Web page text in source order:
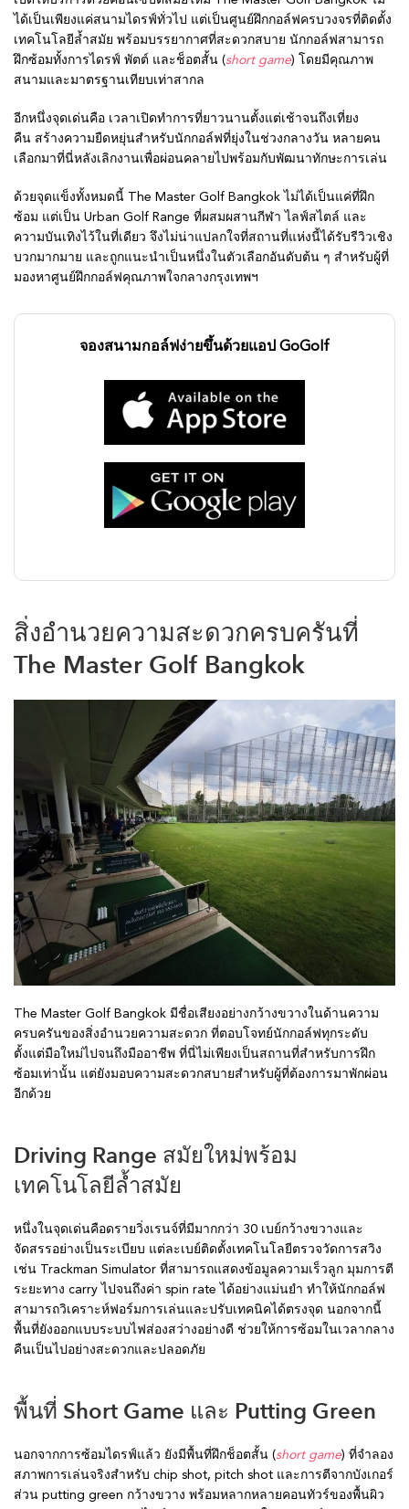
ได้เป็นเพียงแค่สนามไดรฟ์ทั่วไป แต่เป็นศูนย์ฝึกกอล์ฟครบวงจรที่ติดตั้ง
เทคโนโลยีล้ำสมัย พร้อมบรรยากาศที่สะดวกสบาย นักกอล์ฟสามารถ
ฝึกซ้อมทั้งการไดรฟ์ พัตต์ และช็อตสั้น (short game) โดยมีคุณภาพ
สนามและมาตรฐานเทียบเท่าสากล
อีกหนึ่งจุดเด่นคือ เวลาเปิดทำการที่ยาวนานตั้งแต่เช้าจนถึงเที่ยง
คืน สร้างความยืดหยุ่นสำหรับนักกอล์ฟที่ยุ่งในช่วงกลางวัน หลายคน
เลือกมาที่นี่หลังเลิกงานเพื่อผ่อนคลายไปพร้อมกับพัฒนาทักษะการเล่น
ด้วยจุดแข็งทั้งหมดนี้ The Master Golf Bangkok ไม่ได้เป็นแค่ที่ฝึก
ซ้อม แต่เป็น Urban Golf Range ที่ผสมผสานกีฬา ไลฟ์สไตล์ และ
ความบันเทิงไว้ในที่เดียว จึงไม่น่าแปลกใจที่สถานที่แห่งนี้ได้รับรีวิวเชิง
บวกมากมาย และถูกแนะนำเป็นหนึ่งในตัวเลือกอันดับต้น ๆ สำหรับผู้ที่
มองหาศูนย์ฝึกกอล์ฟคุณภาพใจกลางกรุงเทพฯ
จองสนามกอล์ฟง่ายขึ้นด้วยแอป GoGolf
สิ่งอำนวยความสะดวกครบครันที่
The Master Golf Bangkok
The Master Golf Bangkok มีชื่อเสียงอย่างกว้างขวางในด้านความ
ครบครันของสิ่งอำนวยความสะดวก ที่ตอบโจทย์นักกอล์ฟทุกระดับ
ตั้งแต่มือใหม่ไปจนถึงมืออาชีพ ที่นี่ไม่เพียงเป็นสถานที่สำหรับการฝึก
ซ้อมเท่านั้น แต่ยังมอบความสะดวกสบายสำหรับผู้ที่ต้องการมาพักผ่อน
อีกด้วย
Driving Range สมัยใหม่พร้อม
เทคโนโลยีล้ำสมัย
หนึ่งในจุดเด่นคือดรายวิ่งเรนจ์ที่มีมากกว่า 30 เบย์กว้างขวางและ
จัดสรรอย่างเป็นระเบียบ แต่ละเบย์ติดตั้งเทคโนโลยีตรวจวัดการสวิง
เช่น Trackman Simulator ที่สามารถแสดงข้อมูลความเร็วลูก มุมการตี
ระยะทาง carry ไปจนถึงค่า spin rate ได้อย่างแม่นยำ ทำให้นักกอล์ฟ
สามารถวิเคราะห์ฟอร์มการเล่นและปรับเทคนิคได้ตรงจุด นอกจากนี้
พื้นที่ยังออกแบบระบบไฟส่องสว่างอย่างดี ช่วยให้การซ้อมในเวลากลาง
คืนเป็นไปอย่างสะดวกและปลอดภัย
พื้นที่ Short Game และ Putting Green
นอกจากการซ้อมไดรฟ์แล้ว ยังมีพื้นที่ฝึกช็อตสั้น (short game) ที่จำลอง
สภาพการเล่นจริงสำหรับ chip shot, pitch shot และการตีจากบังเกอร์
ส่วน putting green กว้างขวาง พร้อมหลากหลายคอนทัวร์ของพื้นผิว